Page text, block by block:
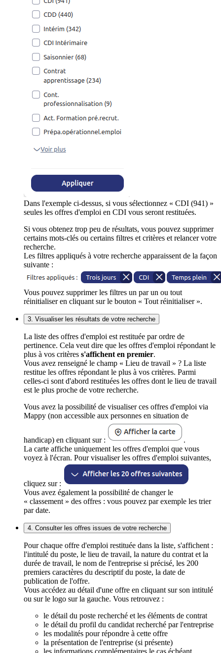
Dans l'exemple ci-dessus, si vous sélectionnez « CDI (941) »
seules les offres d'emploi en CDI vous seront restituées.
Si vous obtenez trop peu de résultats, vous pouvez supprimer
certains mots-clés ou certains filtres et critères et relancer votre
recherche.
Les filtres appliqués à votre recherche apparaissent de la façon
suivante :
Vous pouvez supprimer les filtres un par un ou tout
réinitialiser en cliquant sur le bouton « Tout réinitialiser ».
3. Visualiser les résultats de votre recherche
La liste des offres d'emploi est restituée par ordre de
pertinence. Cela veut dire que les offres d'emploi répondant le
plus à vos critères s'affichent en premier.
Vous avez renseigné le champ « Lieu de travail » ? La liste
restitue les offres répondant le plus à vos critères. Parmi
celles-ci sont d'abord restituées les offres dont le lieu de travail
est le plus proche de votre recherche.
Vous avez la possibilité de visualiser ces offres d'emploi via
Mappy (non accessible aux personnes en situation de
handicap) en cliquant sur :
.
La carte affiche uniquement les offres d'emploi que vous
voyez à l'écran. Pour visualiser les offres d'emploi suivantes,
cliquez sur :
Vous avez également la possibilité de changer le
« classement » des offres : vous pouvez par exemple les trier
par date.
4. Consulter les offres issues de votre recherche
Pour chaque offre d'emploi restituée dans la liste, s'affichent :
l'intitulé du poste, le lieu de travail, la nature du contrat et la
durée de travail, le nom de l'entreprise si précisé, les 200
premiers caractères du descriptif du poste, la date de
publication de l'offre.
Vous accédez au détail d'une offre en cliquant sur son intitulé
ou sur le logo sur la gauche. Vous retrouvez :
le détail du poste recherché et les éléments de contrat
le détail du profil du candidat recherché par l'entreprise
les modalités pour répondre à cette offre
la présentation de l'entreprise (si présente)
les informations complémentaires le cas échéant